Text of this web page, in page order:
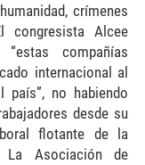
crímenes
congresista Alcee
compañías
internacional al
no habiendo
desde su
flotante de la
La Asociación de